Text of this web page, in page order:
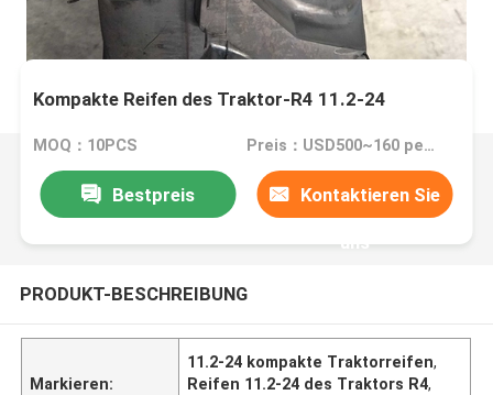
Kompakte Reifen des Traktor-R4 11.2-24
MOQ：10PCS Preis：USD500~160 per pieces
Bestpreis Kontaktieren Sie
uns
PRODUKT-BESCHREIBUNG
Markieren:
11.2-24 kompakte Traktorreifen,
Reifen 11.2-24 des Traktors R4,